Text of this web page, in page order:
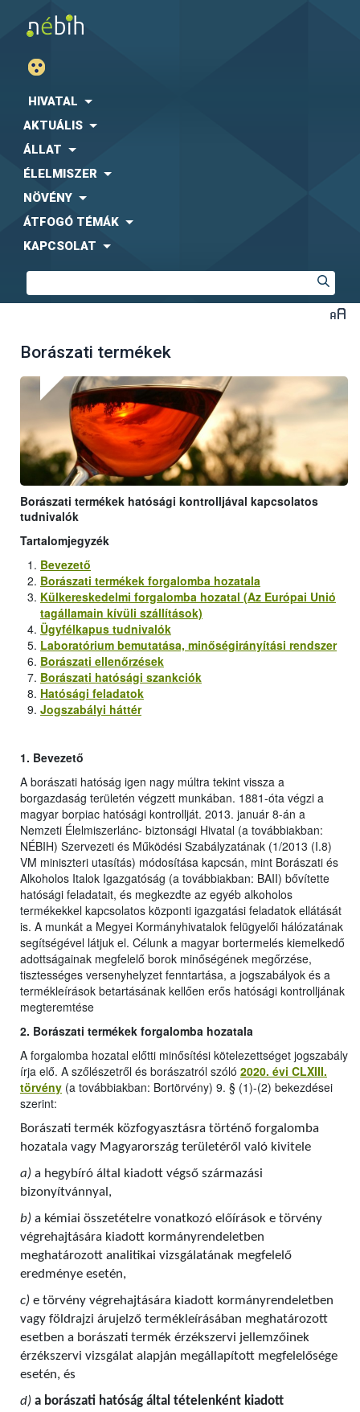
HIVATAL
AKTUÁLIS
ÁLLAT
ÉLELMISZER
NÖVÉNY
ÁTFOGÓ TÉMÁK
KAPCSOLAT
Borászati termékek
Borászati termékek hatósági kontrolljával kapcsolatos
tudnivalók
Tartalomjegyzék
Bevezető
Borászati termékek forgalomba hozatala
Külkereskedelmi forgalomba hozatal (Az Európai Unió
tagállamain kívüli szállítások)
Ügyfélkapus tudnivalók
Laboratórium bemutatása, minőségirányítási rendszer
Borászati ellenőrzések
Borászati hatósági szankciók
Hatósági feladatok
Jogszabályi háttér
1. Bevezető
A borászati hatóság igen nagy múltra tekint vissza a
borgazdaság területén végzett munkában. 1881-óta végzi a
magyar borpiac hatósági kontrollját. 2013. január 8-án a
Nemzeti Élelmiszerlánc- biztonsági Hivatal (a továbbiakban:
NÉBIH) Szervezeti és Működési Szabályzatának (1/2013 (I.8)
VM miniszteri utasítás) módosítása kapcsán, mint Borászati és
Alkoholos Italok Igazgatóság (a továbbiakban: BAII) bővítette
hatósági feladatait, és megkezdte az egyéb alkoholos
termékekkel kapcsolatos központi igazgatási feladatok ellátását
is. A munkát a Megyei Kormányhivatalok felügyelői hálózatának
segítségével látjuk el. Célunk a magyar bortermelés kiemelkedő
adottságainak megfelelő borok minőségének megőrzése,
tisztességes versenyhelyzet fenntartása, a jogszabályok és a
termékleírások betartásának kellően erős hatósági kontrolljának
megteremtése
2. Borászati termékek forgalomba hozatala
A forgalomba hozatal előtti minősítési kötelezettséget jogszabály
írja elő. A szőlészetről és borászatról szóló 2020. évi CLXIII.
törvény (a továbbiakban: Bortörvény) 9. § (1)-(2) bekezdései
szerint:
Borászati termék közfogyasztásra történő forgalomba
hozatala vagy Magyarország területéről való kivitele
a) a hegybíró által kiadott végső származási
bizonyítvánnyal,
b) a kémiai összetételre vonatkozó előírások e törvény
végrehajtására kiadott kormányrendeletben
meghatározott analitikai vizsgálatának megfelelő
eredménye esetén,
c) e törvény végrehajtására kiadott kormányrendeletben
vagy földrajzi árujelző termékleírásában meghatározott
esetben a borászati termék érzékszervi jellemzőinek
érzékszervi vizsgálat alapján megállapított megfelelősége
esetén, és
d) a borászati hatóság által tételenként kiadott